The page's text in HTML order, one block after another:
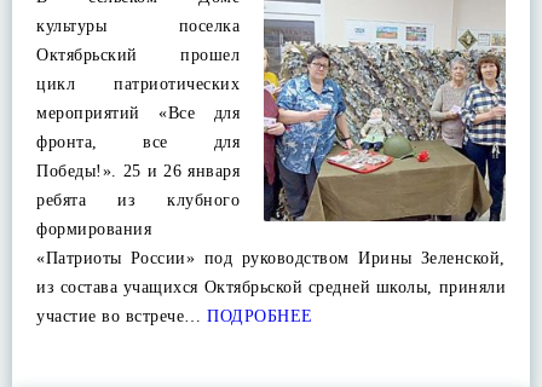
культуры поселка
Октябрьский прошел
цикл патриотических
мероприятий «Все для
фронта, все для
Победы!». 25 и 26 января
ребята из клубного
формирования
«Патриоты России» под руководством Ирины Зеленской,
из состава учащихся Октябрьской средней школы, приняли
участие во встрече… ПОДРОБНЕЕ